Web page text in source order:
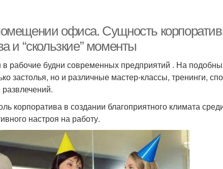
офиса. Сущность
и “скользкие” моменты
рабочие будни современных предприятий . На
застолья, но и различные мастер-классы, тренинги,
корпоратива в создании благоприятного климата
настроя на работу.